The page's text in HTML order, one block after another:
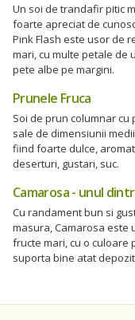
Un soi de trandafir pitic
foarte apreciat de
Pink Flash este usor de
mari, cu multe petale de
pete albe pe margini.
Prunele Fruca
Soi de prun columnar
sale de dimensiunii
fiind foarte dulce,
deserturi, gustari, suc.
Camarosa - unul
Cu randament bun si
masura, Camarosa este
fructe mari, cu o culoare
suporta bine atat